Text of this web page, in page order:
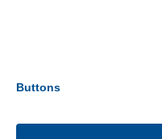
Buttons